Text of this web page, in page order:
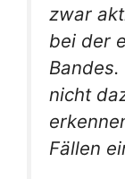
zwar
bei der
nicht
Fällen